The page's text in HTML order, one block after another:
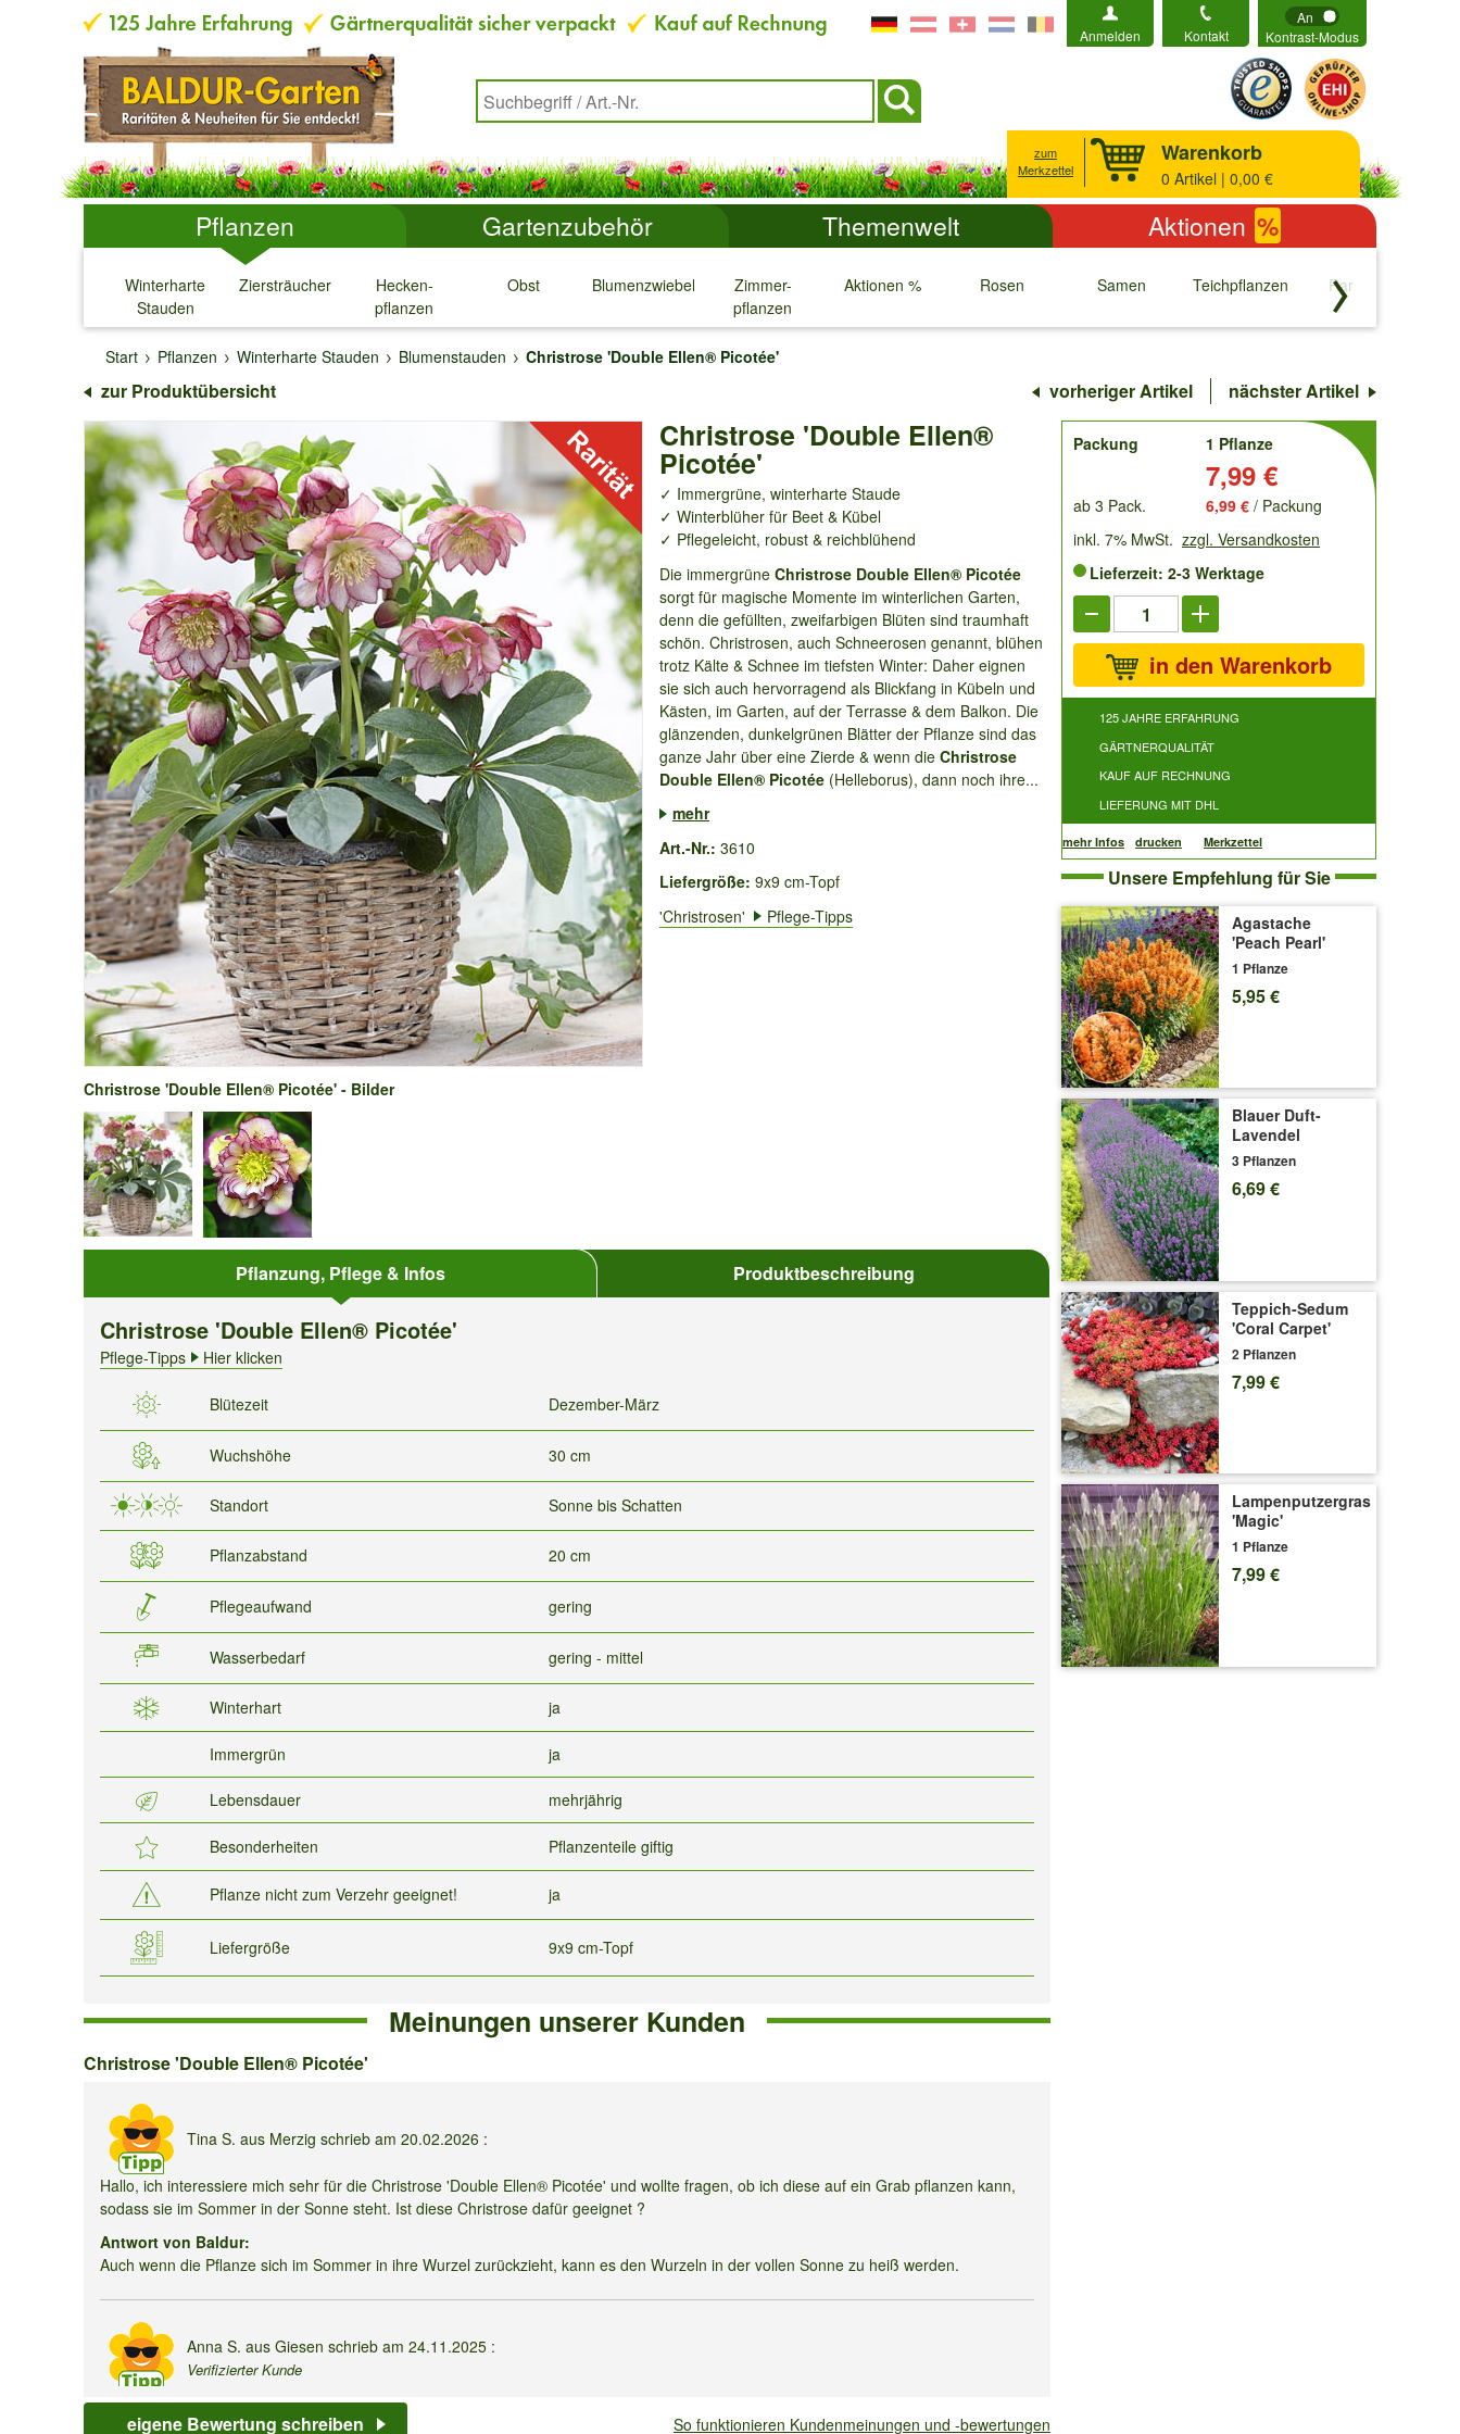
Anmelden Kontakt
An
Kontrast-Modus
zum
Merkzettel
Warenkorb
0 Artikel | 0,00 €
Pflanzen Gartenzubehör Themenwelt Aktionen %
Winterharte
Stauden
↓
Ziersträucher
↓
Hecken-
pflanzen
↓
Obst
↓
Blumenzwiebeln
↓
Zimmer-
pflanzen
↓
Aktionen %
↓
Rosen
↓
Samen
↓
Teichpflanzen
↓
Raritäten
↓
Start
Pflanzen Winterharte Stauden Blumenstauden Christrose 'Double Ellen® Picotée'
zur Produktübersicht vorheriger Artikel nächster Artikel
Christrose 'Double Ellen®
Picotée'
✓ Immergrüne, winterharte Staude
✓ Winterblüher für Beet & Kübel
✓ Pflegeleicht, robust & reichblühend
Die immergrüne Christrose Double Ellen® Picotée
sorgt für magische Momente im winterlichen Garten,
denn die gefüllten, zweifarbigen Blüten sind traumhaft
schön. Christrosen, auch Schneerosen genannt, blühen
trotz Kälte & Schnee im tiefsten Winter: Daher eignen
sie sich auch hervorragend als Blickfang in Kübeln und
Kästen, im Garten, auf der Terrasse & dem Balkon. Die
glänzenden, dunkelgrünen Blätter der Pflanze sind das
ganze Jahr über eine Zierde & wenn die Christrose
Double Ellen® Picotée(Helleborus), dann noch ihre...
mehr
Art.-Nr.: 3610
Liefergröße: 9x9 cm-Topf
'Christrosen'
Pflege-Tipps
Christrose 'Double Ellen® Picotée' - Bilder
Pflanzung, Pflege & Infos Produktbeschreibung
Christrose 'Double Ellen® Picotée'
Pflege-Tipps Hier klicken
Blütezeit Dezember-März
Wuchshöhe 30 cm
Standort Sonne bis Schatten
Pflanzabstand 20 cm
Pflegeaufwand gering
Wasserbedarf gering - mittel
Winterhart ja
Immergrün ja
Lebensdauer mehrjährig
Besonderheiten Pflanzenteile giftig
Pflanze nicht zum Verzehr geeignet! ja
Liefergröße 9x9 cm-Topf
Meinungen unserer Kunden
Christrose
Ellen®
Picotée'
Christrose 'Double Ellen® Picotée'
Tina S. aus Merzig schrieb am 20.02.2026 :
Hallo, ich interessiere mich sehr für die Christrose 'Double Ellen® Picotée' und wollte fragen, ob ich diese auf ein Grab pflanzen kann,
sodass sie im Sommer in der Sonne steht. Ist diese Christrose dafür geeignet ?
Antwort von Baldur:
Auch wenn die Pflanze sich im Sommer in ihre Wurzel zurückzieht, kann es den Wurzeln in der vollen Sonne zu heiß werden.
Anna S. aus Giesen schrieb am 24.11.2025 :
Verifizierter Kunde
Von wegen Blüte von Dezember bis März :-). Meine blüht komplett durch ohne Unterlass. Richtig üppig und wunderschön ohne
eigene Bewertung schreiben So funktionieren Kundenmeinungen und -bewertungen
order
Packung
1 Pflanze
7,99 €
ab 3 Pack. 6,99 € / Packung
inkl. 7% MwSt. zzgl. Versandkosten
Lieferzeit: 2-3 Werktage
in den Warenkorb
125 JAHRE ERFAHRUNG
GÄRTNERQUALITÄT
KAUF AUF RECHNUNG
LIEFERUNG MIT DHL
mehr Infos drucken Merkzettel
Unsere Empfehlung für Sie
Agastache
'Peach Pearl'
1 Pflanze
5,95 €
Blauer Duft-
Lavendel
3 Pflanzen
6,69 €
Teppich-Sedum
'Coral Carpet'
2 Pflanzen
7,99 €
Lampenputzergras
'Magic'
1 Pflanze
7,99 €